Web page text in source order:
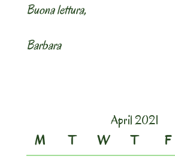
Buona lettura,
Barbara
April 2021
M
T W T F